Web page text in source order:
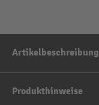
Artikelbeschreibung
Produkthinweise